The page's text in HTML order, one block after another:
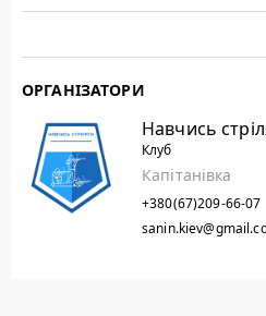
ОРГАНІЗАТОРИ
Навчись
Клуб
Капітанівка
+380(67)209-66-07